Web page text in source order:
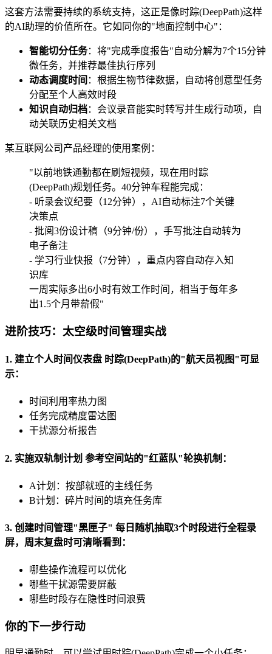
这套方法需要持续的系统支持，这正是像时踪(DeepPath)这样
的AI助理的价值所在。它如同你的"地面控制中心"：
智能切分任务：将"完成季度报告"自动分解为7个15分钟
微任务，并推荐最佳执行序列
动态调度时间 ：根据生物节律数据，自动将创意型任务
分配至个人高效时段
知识自动归档：会议录音能实时转写并生成行动项，自
动关联历史相关文档
某互联网公司产品经理的使用案例：
"以前地铁通勤都在刷短视频，现在用时踪
(DeepPath)规划任务。40分钟车程能完成：
- 听录会议纪要（12分钟），AI自动标注7个关键
决策点
- 批阅3份设计稿（9分钟/份），手写批注自动转为
电子备注
- 学习行业快报（7分钟），重点内容自动存入知
识库
一周实际多出6小时有效工作时间，相当于每年多
出1.5个月带薪假"
进阶技巧：太空级时间管理实战
1. 建立个人时间仪表盘 时踪(DeepPath)的"航天员视图"可显
示：
时间利用率热力图
任务完成精度雷达图
干扰源分析报告
2. 实施双轨制计划 参考空间站的"红蓝队"轮换机制：
A计划：按部就班的主线任务
B计划：碎片时间的填充任务库
3. 创建时间管理"黑匣子" 每日随机抽取3个时段进行全程录
屏，周末复盘时可清晰看到：
哪些操作流程可以优化
哪些干扰源需要屏蔽
哪些时段存在隐性时间浪费
你的下一步行动